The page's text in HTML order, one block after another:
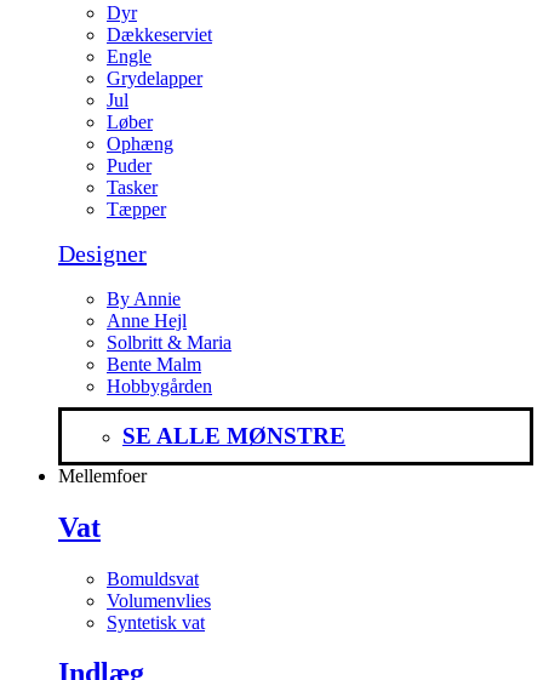
Dyr
Dækkeserviet
Engle
Grydelapper
Jul
Løber
Ophæng
Puder
Tasker
Tæpper
Designer
By Annie
Anne Hejl
Solbritt & Maria
Bente Malm
Hobbygården
SE ALLE MØNSTRE
Mellemfoer
Vat
Bomuldsvat
Volumenvlies
Syntetisk vat
Indlæg